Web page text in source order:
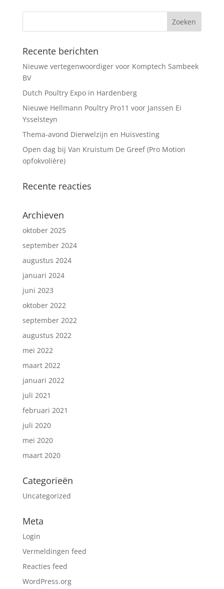
Recente berichten
Nieuwe vertegenwoordiger voor Komptech Sambeek
BV
Dutch Poultry Expo in Hardenberg
Nieuwe Hellmann Poultry Pro11 voor Janssen Ei
Ysselsteyn
Thema-avond Dierwelzijn en Huisvesting
Open dag bij Van Kruistum De Greef (Pro Motion
opfokvolière)
Recente reacties
Archieven
oktober 2025
september 2024
augustus 2024
januari 2024
juni 2023
oktober 2022
september 2022
augustus 2022
mei 2022
maart 2022
januari 2022
juli 2021
februari 2021
juli 2020
mei 2020
maart 2020
Categorieën
Uncategorized
Meta
Login
Vermeldingen feed
Reacties feed
WordPress.org